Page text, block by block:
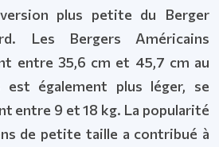
plus petite du Berger
Les Bergers Américains
entre 35,6 cm et 45,7 cm au
également plus léger, se
entre 9 et 18 kg. La popularité
de petite taille a contribué à